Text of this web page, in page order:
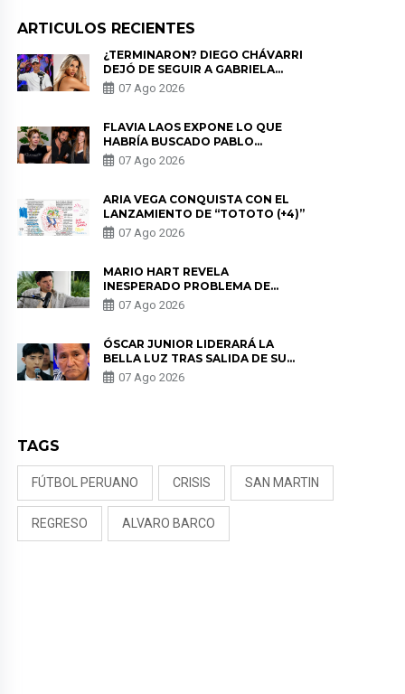
ARTICULOS RECIENTES
¿TERMINARON? DIEGO CHÁVARRI
DEJÓ DE SEGUIR A GABRIELA
HERRERA Y ANUNCIA SU SALIDA
DE PÓDCAST
07 Ago 2026
FLAVIA LAOS EXPONE LO QUE
HABRÍA BUSCADO PABLO
HEREDIA CON ALE FULLER: “UNA
DE LAS PARTES QUERÍA EL
07 Ago 2026
ARIA VEGA CONQUISTA CON EL
LANZAMIENTO DE “TOTOTO (+4)”
07 Ago 2026
MARIO HART REVELA
INESPERADO PROBLEMA DE
SALUD ANTES DE SEPARARSE DE
KORINA: “ME ENCONTRARON UN
07 Ago 2026
ÓSCAR JUNIOR LIDERARÁ LA
BELLA LUZ TRAS SALIDA DE SU
PADRE POR POLÉMICA CON
NALDY SALDAÑA
07 Ago 2026
TAGS
FÚTBOL PERUANO CRISIS SAN MARTIN
REGRESO ALVARO BARCO